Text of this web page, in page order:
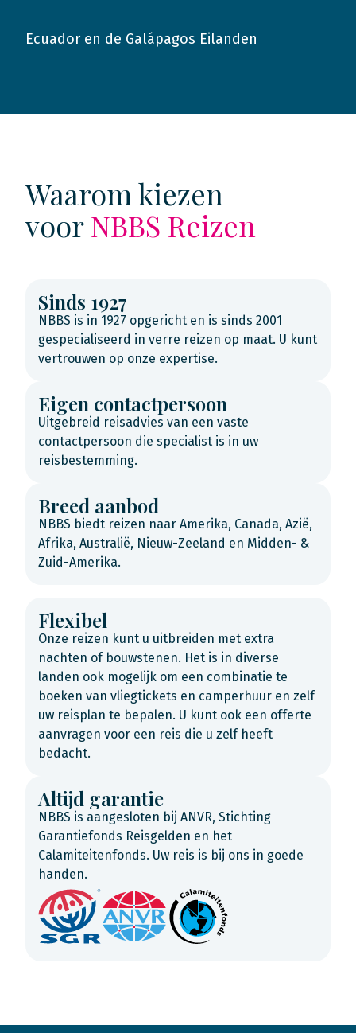
2014
Ecuador en de Galápagos Eilanden
Waarom kiezen
voorNBBS Reizen
Sinds 1927
NBBS is in 1927 opgericht en is sinds 2001
gespecialiseerd in verre reizen op maat. U kunt
vertrouwen op onze expertise.
Eigen contactpersoon
Uitgebreid reisadvies van een vaste
contactpersoon die specialist is in uw
reisbestemming.
Breed aanbod
NBBS biedt reizen naar Amerika, Canada, Azië,
Afrika, Australië, Nieuw-Zeeland en Midden- &
Zuid-Amerika.
Flexibel
Onze reizen kunt u uitbreiden met extra
nachten of bouwstenen. Het is in diverse
landen ook mogelijk om een combinatie te
boeken van vliegtickets en camperhuur en zelf
uw reisplan te bepalen. U kunt ook een offerte
aanvragen voor een reis die u zelf heeft
bedacht.
Altijd garantie
NBBS is aangesloten bij ANVR, Stichting
Garantiefonds Reisgelden en het
Calamiteitenfonds. Uw reis is bij ons in goede
handen.